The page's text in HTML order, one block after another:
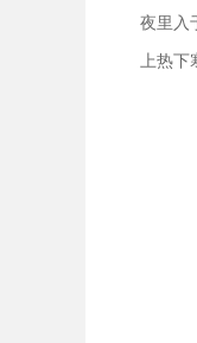
夜里入
上热下